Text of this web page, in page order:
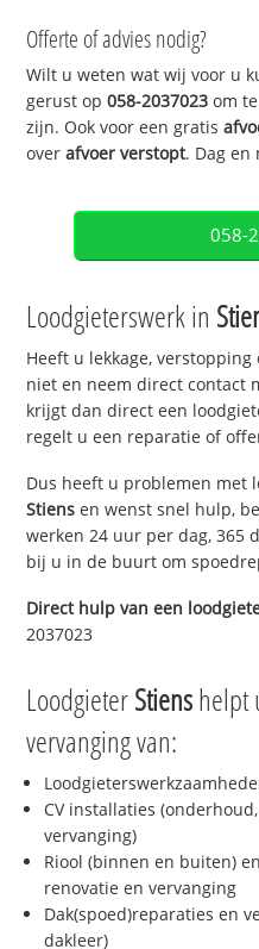
Offerte of advies nodig?
Wilt u weten wat wij voor u
gerust op058-2037023 om
zijn. Ook voor een gratis
overafvoer verstopt. Dag en
058-
Loodgieterswerk in
Heeft u lekkage,
niet en neem direct contact
krijgt dan direct een
regelt u een reparatie of
Dus heeft u problemen met
Stiens en wenst snel hulp,
werken 24 uur per dag, 365
bij u in de buurt om
Direct hulp van een
2037023
LoodgieterStienshelpt
vervanging van:
CV installaties
vervanging)
Riool (binnen en buiten)
renovatie en vervanging
Dak(spoed)reparaties en
dakleer)